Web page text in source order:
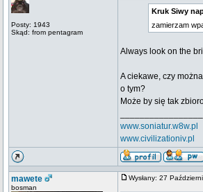
Posty: 1943
Skąd: from pentagram
Kruk Siwy
zamierzam
Always look on the
A ciekawe, czy
o tym?
Może by się tak
www.soniatur.w8w.pl
www.civilizationiv.pl
mawete
bosman
Wysłany: 27